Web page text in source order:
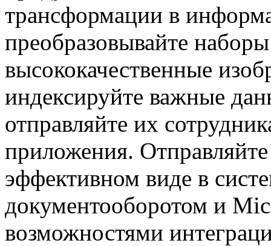
трансформации в
преобразовывайте
высококачественные
индексируйте важные
отправляйте их
приложения.
эффективном виде в
документооборотом и
возможностями